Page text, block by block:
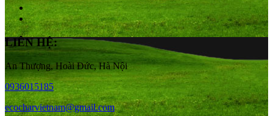
LIÊN HỆ:
An Thượng, Hoài Đức, Hà Nội
0936015185
ecocharvietnam@gmail.com